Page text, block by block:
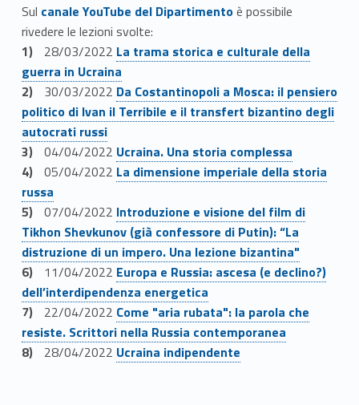
Sul canale YouTube del Dipartimentoè possibile
rivedere le lezioni svolte:
28/03/2022 Link identifier #identifier__51246-2La trama storica e culturale della
guerra in Ucraina
30/03/2022 Link identifier #identifier__137739-3
Da Costantinopoli a Mosca: il pensiero
politico di Ivan il Terribile e il transfert bizantino degli
autocrati russi
04/04/2022 Link identifier #identifier__10378-4
Ucraina. Una storia complessa
05/04/2022 Link identifier #identifier__105841-5
La dimensione imperiale della storia
russa
07/04/2022 Link identifier #identifier__65261-6Introduzione e visione del film di
Tikhon Shevkunov (già confessore di Putin): “La
distruzione di un impero. Una lezione bizantina"
11/04/2022 Link identifier #identifier__182188-7
Europa e Russia: ascesa (e declino?)
dell’interdipendenza energetica
22/04/2022 Link identifier #identifier__158684-8
Come "aria rubata": la parola che
resiste. Scrittori nella Russia contemporanea
28/04/2022Link identifier #identifier__177405-9
Ucraina indipendente